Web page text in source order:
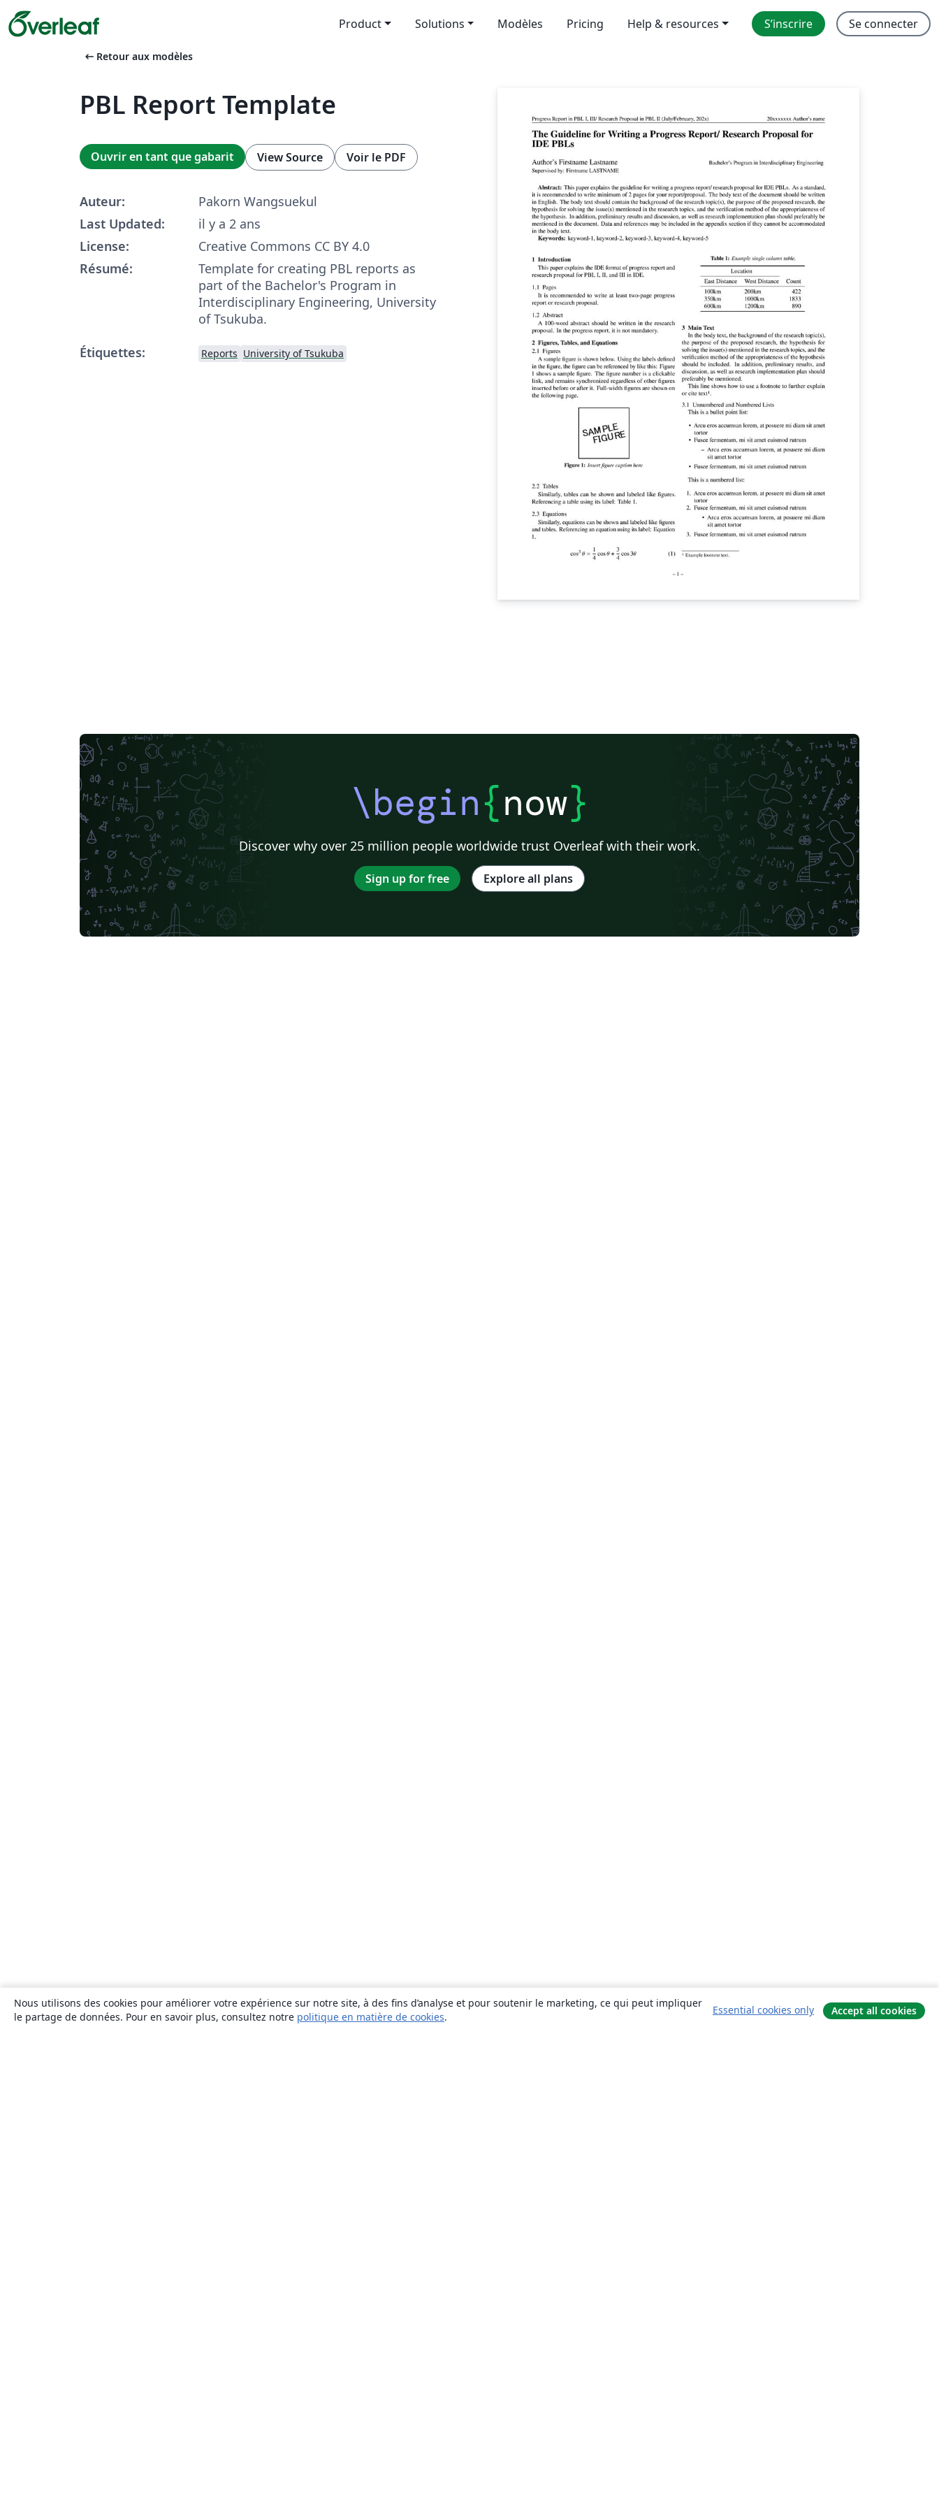
Product Solutions Modèles Pricing Help & resources S’inscrire Se connecter
arrow_left_alt Retour aux modèles
PBL Report Template
Ouvrir en tant que gabarit View Source Voir le PDF
Auteur:
Pakorn Wangsuekul
Last Updated:
il y a 2 ans
License:
Creative Commons CC BY 4.0
Résumé:
Template for creating PBL reports as
part of the Bachelor's Program in
Interdisciplinary Engineering, University
of Tsukuba.
Étiquettes:
Reports University of Tsukuba
\begin{now}
Discover why over 25 million people worldwide trust Overleaf with their work.
Sign up for free Explore all plans
Nous utilisons des cookies pour améliorer votre expérience sur notre site, à des fins d’analyse et pour soutenir le marketing, ce qui peut impliquer
le partage de données. Pour en savoir plus, consultez notre politique en matière de cookies.
Essential cookies only Accept all cookies